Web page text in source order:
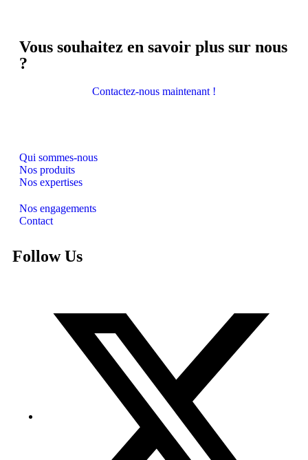
Vous souhaitez en savoir plus sur nous
?
Contactez-nous maintenant !
Qui sommes-nous
Nos produits
Nos expertises
Nos engagements
Contact
Follow Us